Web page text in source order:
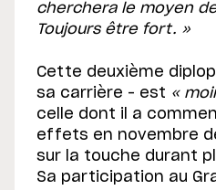
cherchera le moyen
Toujours être fort. »
Cette deuxième
sa carrière – est «
celle dont il a
effets en novembre
sur la touche durant
Sa participation au